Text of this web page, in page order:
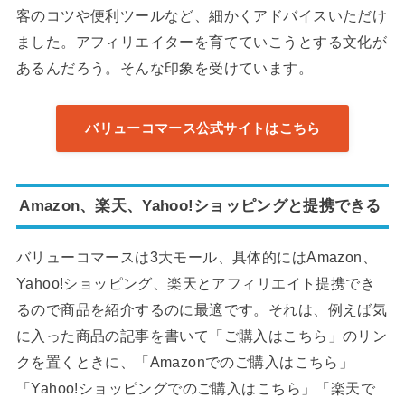
客のコツや便利ツールなど、細かくアドバイスいただけ
ました。アフィリエイターを育てていこうとする文化が
あるんだろう。そんな印象を受けています。
バリューコマース公式サイトはこちら
Amazon、楽天、Yahoo!ショッピングと提携できる
バリューコマースは3大モール、具体的にはAmazon、
Yahoo!ショッピング、楽天とアフィリエイト提携でき
るので商品を紹介するのに最適です。それは、例えば気
に入った商品の記事を書いて「ご購入はこちら」のリン
クを置くときに、「Amazonでのご購入はこちら」
「Yahoo!ショッピングでのご購入はこちら」「楽天で